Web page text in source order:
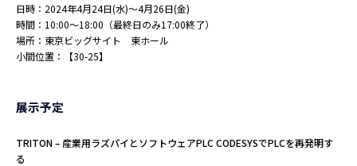
日時：2024年4月24日(水)～4月26日(金)
時間：10:00～18:00（最終日のみ17:00終了）
場所：東京ビッグサイト 東ホール
小間位置：【30-25】
展示予定
TRITON – 産業用ラズパイとソフトウェアPLC CODESYSでPLCを再発明す
る